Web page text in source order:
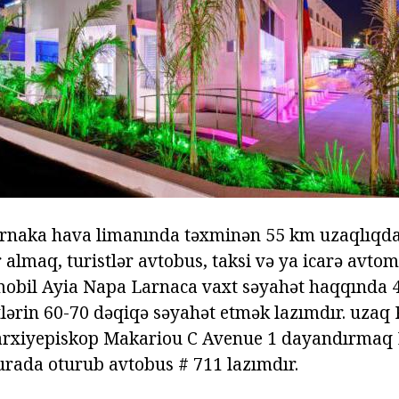
hava limanında təxminən 55 km
turistlər avtobus, taksi və ya icarə
Ayia Napa Larnaca vaxt səyahət haqqında
60-70 dəqiqə səyahət etmək lazımdır. uzaq
Makariou C Avenue 1
oturub avtobus # 711 lazımdır.